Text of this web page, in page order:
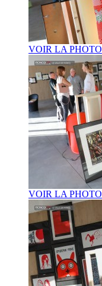
VOIR LA PHOTO
VOIR LA PHOTO